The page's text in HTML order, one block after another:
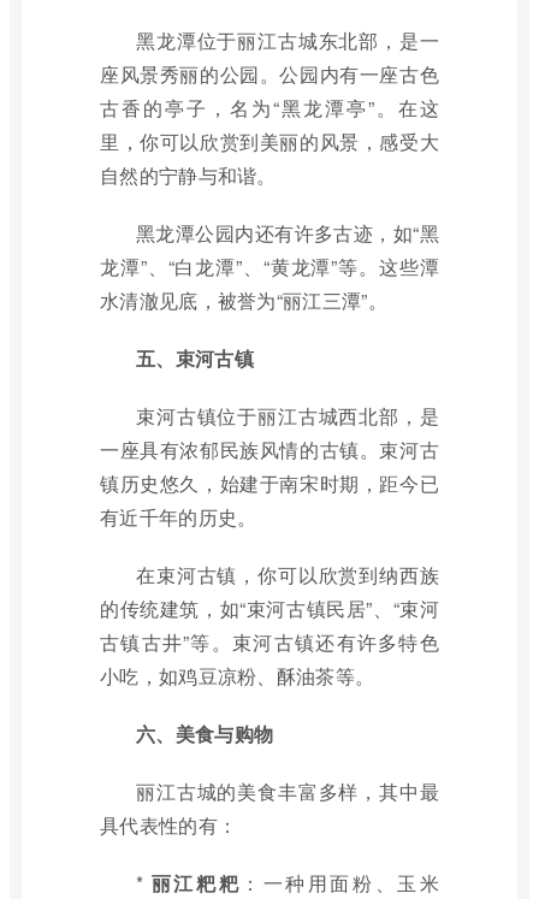
黑龙潭位于丽江古城东北部，是一
座风景秀丽的公园。公园内有一座古色
古香的亭子，名为“黑龙潭亭”。在这
里，你可以欣赏到美丽的风景，感受大
自然的宁静与和谐。
黑龙潭公园内还有许多古迹，如“黑
龙潭”、“白龙潭”、“黄龙潭”等。这些潭
水清澈见底，被誉为“丽江三潭”。
五、束河古镇
束河古镇位于丽江古城西北部，是
一座具有浓郁民族风情的古镇。束河古
镇历史悠久，始建于南宋时期，距今已
有近千年的历史。
在束河古镇，你可以欣赏到纳西族
的传统建筑，如“束河古镇民居”、“束河
古镇古井”等。束河古镇还有许多特色
小吃，如鸡豆凉粉、酥油茶等。
六、美食与购物
丽江古城的美食丰富多样，其中最
具代表性的有：
* 丽江粑粑 ：一种用面粉、玉米